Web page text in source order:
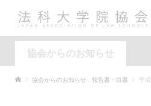
協会からのお知らせ
協会からのお知らせ 報告書・白書 平